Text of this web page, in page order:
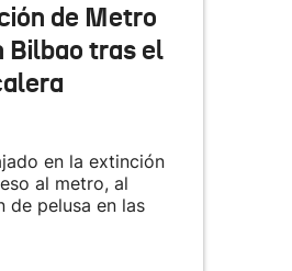
de Metro
Bilbao tras el
en la extinción
al metro, al
de pelusa en las